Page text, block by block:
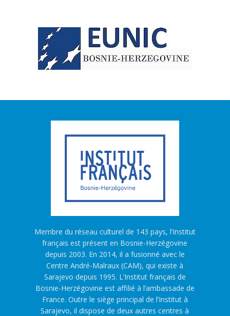
Membre du réseau culturel de 143 pays, l’Institut
français est présent en Bosnie-Herzégovine
depuis 2003. En 2014, il a fusionné avec le
Centre André-Malraux (CAM), qui existe à
Sarajevo depuis 1995. L’Institut français de
Bosnie-Herzégovine est affilié à l’ambassade de
France. Outre le siège principal de l’Institut à
Sarajevo, il dispose de deux autres centres à